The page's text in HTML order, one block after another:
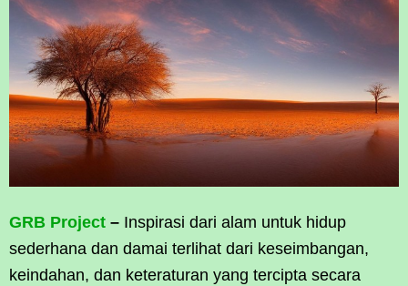
GRB Project – Inspirasi dari alam untuk hidup
sederhana dan damai terlihat dari keseimbangan,
keindahan, dan keteraturan yang tercipta secara